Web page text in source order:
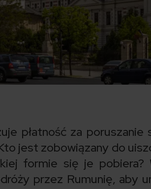
płatność za poruszanie
jest zobowiązany do
formie się je pobiera?
przez Rumunię, aby